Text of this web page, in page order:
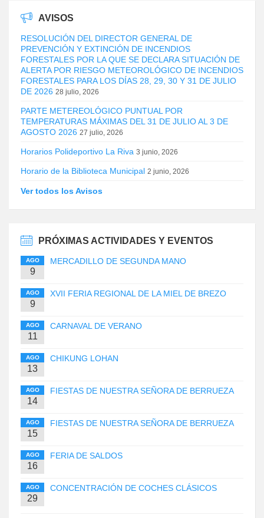
AVISOS
RESOLUCIÓN DEL DIRECTOR GENERAL DE
PREVENCIÓN Y EXTINCIÓN DE INCENDIOS
FORESTALES POR LA QUE SE DECLARA SITUACIÓN DE
ALERTA POR RIESGO METEOROLÓGICO DE INCENDIOS
FORESTALES PARA LOS DÍAS 28, 29, 30 Y 31 DE JULIO
DE 2026 28 julio, 2026
PARTE METEREOLÓGICO PUNTUAL POR
TEMPERATURAS MÁXIMAS DEL 31 DE JULIO AL 3 DE
AGOSTO 2026 27 julio, 2026
Horarios Polideportivo La Riva 3 junio, 2026
Horario de la Biblioteca Municipal 2 junio, 2026
Ver todos los Avisos
PRÓXIMAS ACTIVIDADES Y EVENTOS
AGO
9
MERCADILLO DE SEGUNDA MANO
AGO
9
XVII FERIA REGIONAL DE LA MIEL DE BREZO
AGO
11
CARNAVAL DE VERANO
AGO
13
CHIKUNG LOHAN
AGO
14
FIESTAS DE NUESTRA SEÑORA DE BERRUEZA
AGO
15
FIESTAS DE NUESTRA SEÑORA DE BERRUEZA
AGO
16
FERIA DE SALDOS
AGO
29
CONCENTRACIÓN DE COCHES CLÁSICOS